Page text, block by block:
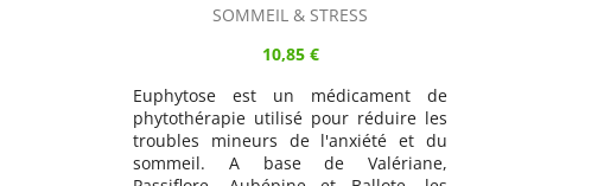
SOMMEIL & STRESS
10,85 €
Euphytose est un médicament de
phytothérapie utilisé pour réduire les
troubles mineurs de l'anxiété et du
sommeil. A base de Valériane,